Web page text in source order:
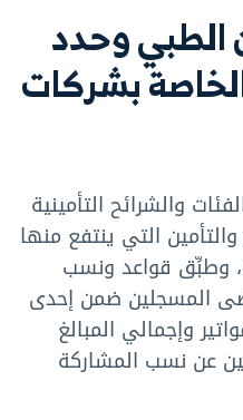
الطبي وحدد
بشركات
والشرائح التأمينية
التي ينتفع منها
وطبِّق قواعد ونسب
المسجلين ضمن إحدى
وإجمالي المبالغ
عن نسب المشاركة